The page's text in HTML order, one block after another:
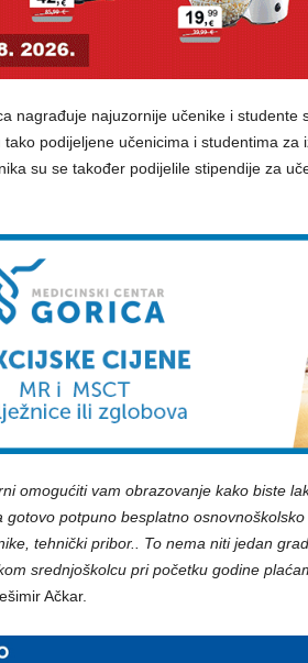
nagrađuje najuzornije učenike i studente
podijeljene učenicima i studentima za
su se također podijelile stipendije za
omogućiti vam obrazovanje kako biste
gotovo potpuno besplatno
tehnički pribor.. To nema niti jedan
srednjoškolcu pri početku godine
Ačkar.